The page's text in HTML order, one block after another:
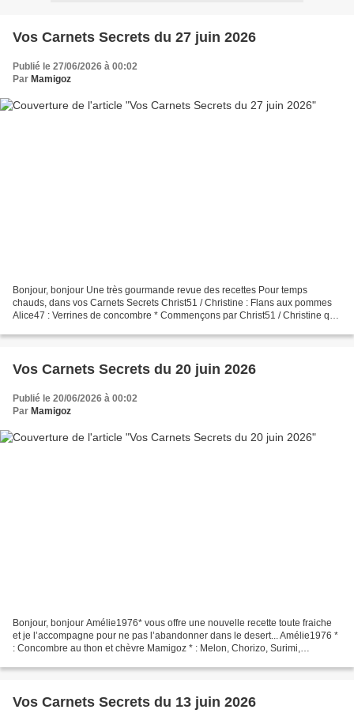
Vos Carnets Secrets du 27 juin 2026
Publié le 27/06/2026 à 00:02
Par Mamigoz
Bonjour, bonjour Une très gourmande revue des recettes Pour temps
chauds, dans vos Carnets Secrets Christ51 / Christine : Flans aux pommes
Alice47 : Verrines de concombre * Commençons par Christ51 / Christine qui
Vos Carnets Secrets du 20 juin 2026
Publié le 20/06/2026 à 00:02
Par Mamigoz
Bonjour, bonjour Amélie1976* vous offre une nouvelle recette toute fraiche
et je l’accompagne pour ne pas l’abandonner dans le desert... Amélie1976 *
: Concombre au thon et chèvre Mamigoz * : Melon, Chorizo, Surimi,
Vos Carnets Secrets du 13 juin 2026